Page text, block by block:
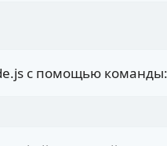
с помощью команды: